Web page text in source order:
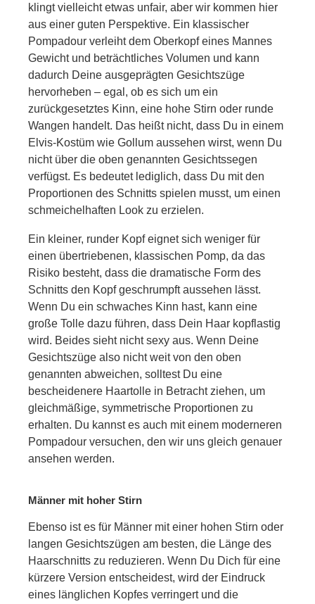
klingt vielleicht etwas unfair, aber wir kommen hier
aus einer guten Perspektive. Ein klassischer
Pompadour verleiht dem Oberkopf eines Mannes
Gewicht und beträchtliches Volumen und kann
dadurch Deine ausgeprägten Gesichtszüge
hervorheben – egal, ob es sich um ein
zurückgesetztes Kinn, eine hohe Stirn oder runde
Wangen handelt. Das heißt nicht, dass Du in einem
Elvis-Kostüm wie Gollum aussehen wirst, wenn Du
nicht über die oben genannten Gesichtssegen
verfügst. Es bedeutet lediglich, dass Du mit den
Proportionen des Schnitts spielen musst, um einen
schmeichelhaften Look zu erzielen.
Ein kleiner, runder Kopf eignet sich weniger für
einen übertriebenen, klassischen Pomp, da das
Risiko besteht, dass die dramatische Form des
Schnitts den Kopf geschrumpft aussehen lässt.
Wenn Du ein schwaches Kinn hast, kann eine
große Tolle dazu führen, dass Dein Haar kopflastig
wird. Beides sieht nicht sexy aus. Wenn Deine
Gesichtszüge also nicht weit von den oben
genannten abweichen, solltest Du eine
bescheidenere Haartolle in Betracht ziehen, um
gleichmäßige, symmetrische Proportionen zu
erhalten. Du kannst es auch mit einem moderneren
Pompadour versuchen, den wir uns gleich genauer
ansehen werden.
Männer mit hoher Stirn
Ebenso ist es für Männer mit einer hohen Stirn oder
langen Gesichtszügen am besten, die Länge des
Haarschnitts zu reduzieren. Wenn Du Dich für eine
kürzere Version entscheidest, wird der Eindruck
eines länglichen Kopfes verringert und die